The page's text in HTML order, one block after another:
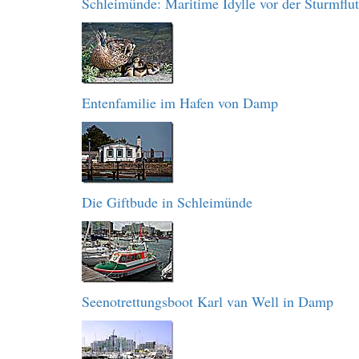
Entenfamilie im Hafen von Damp
Die Giftbude in Schleimünde
Seenotrettungsboot Karl van Well in Damp